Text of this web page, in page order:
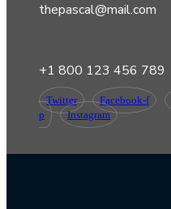
thepascal@mail.com
+1 800 123 456 789
Twitter Facebook-f
p
Instagram